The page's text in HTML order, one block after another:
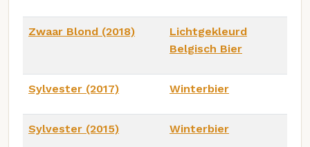
Zwaar Blond (2018)
Lichtgekleurd
Belgisch Bier
Sylvester (2017) Winterbier
Sylvester (2015) Winterbier